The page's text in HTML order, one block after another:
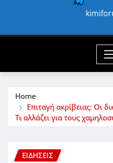
Home
Επιταγή ακρίβειας: Οι
Τι αλλάζει για τους
ΕΙΔΗΣΕΙΣ